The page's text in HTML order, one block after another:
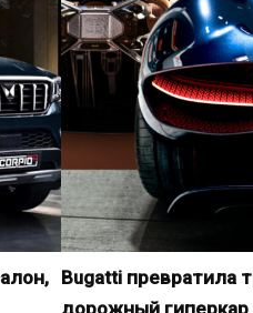
Bugatti превратила